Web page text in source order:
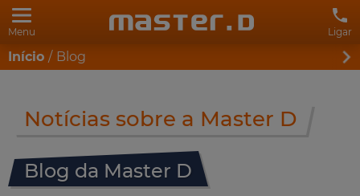
Menu Ligar
Início Blog
Notícias sobre a Master D
Blog da Master D